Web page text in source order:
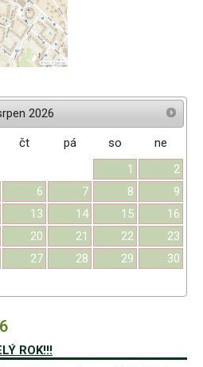
2026
čt pá so
ne
1
2
6 7 8
9
13 14 15
16
20 21 22
23
27 28 29
30
ROK!!!